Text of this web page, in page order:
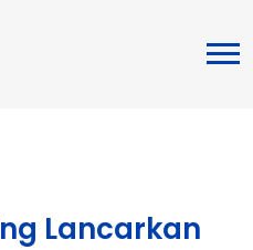
Lancarkan